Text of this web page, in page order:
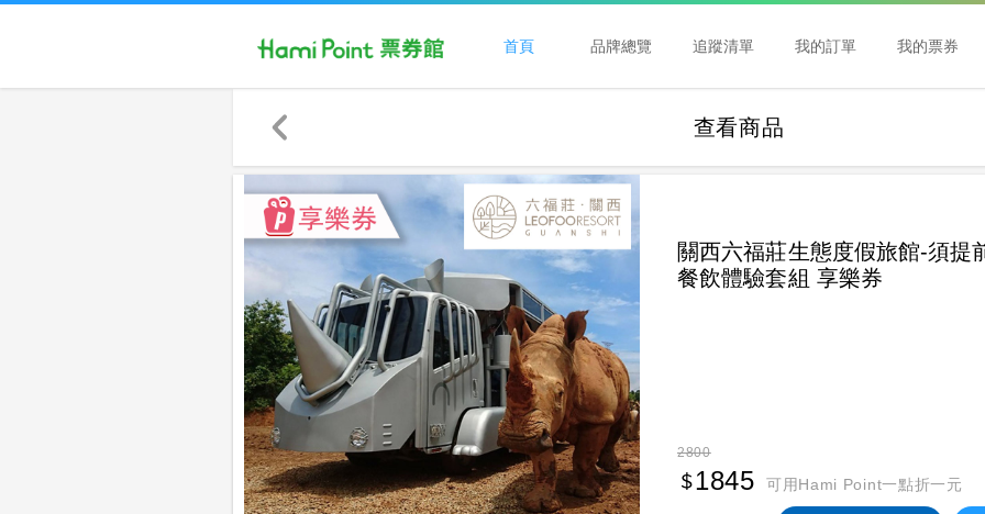
首頁 品牌總覽 追蹤清單 我的訂單 我的票券
查看商品
關西六福莊生態度假旅館-須提
餐飲體驗套組 享樂券
2800
1845 可用Hami Point一點折一元